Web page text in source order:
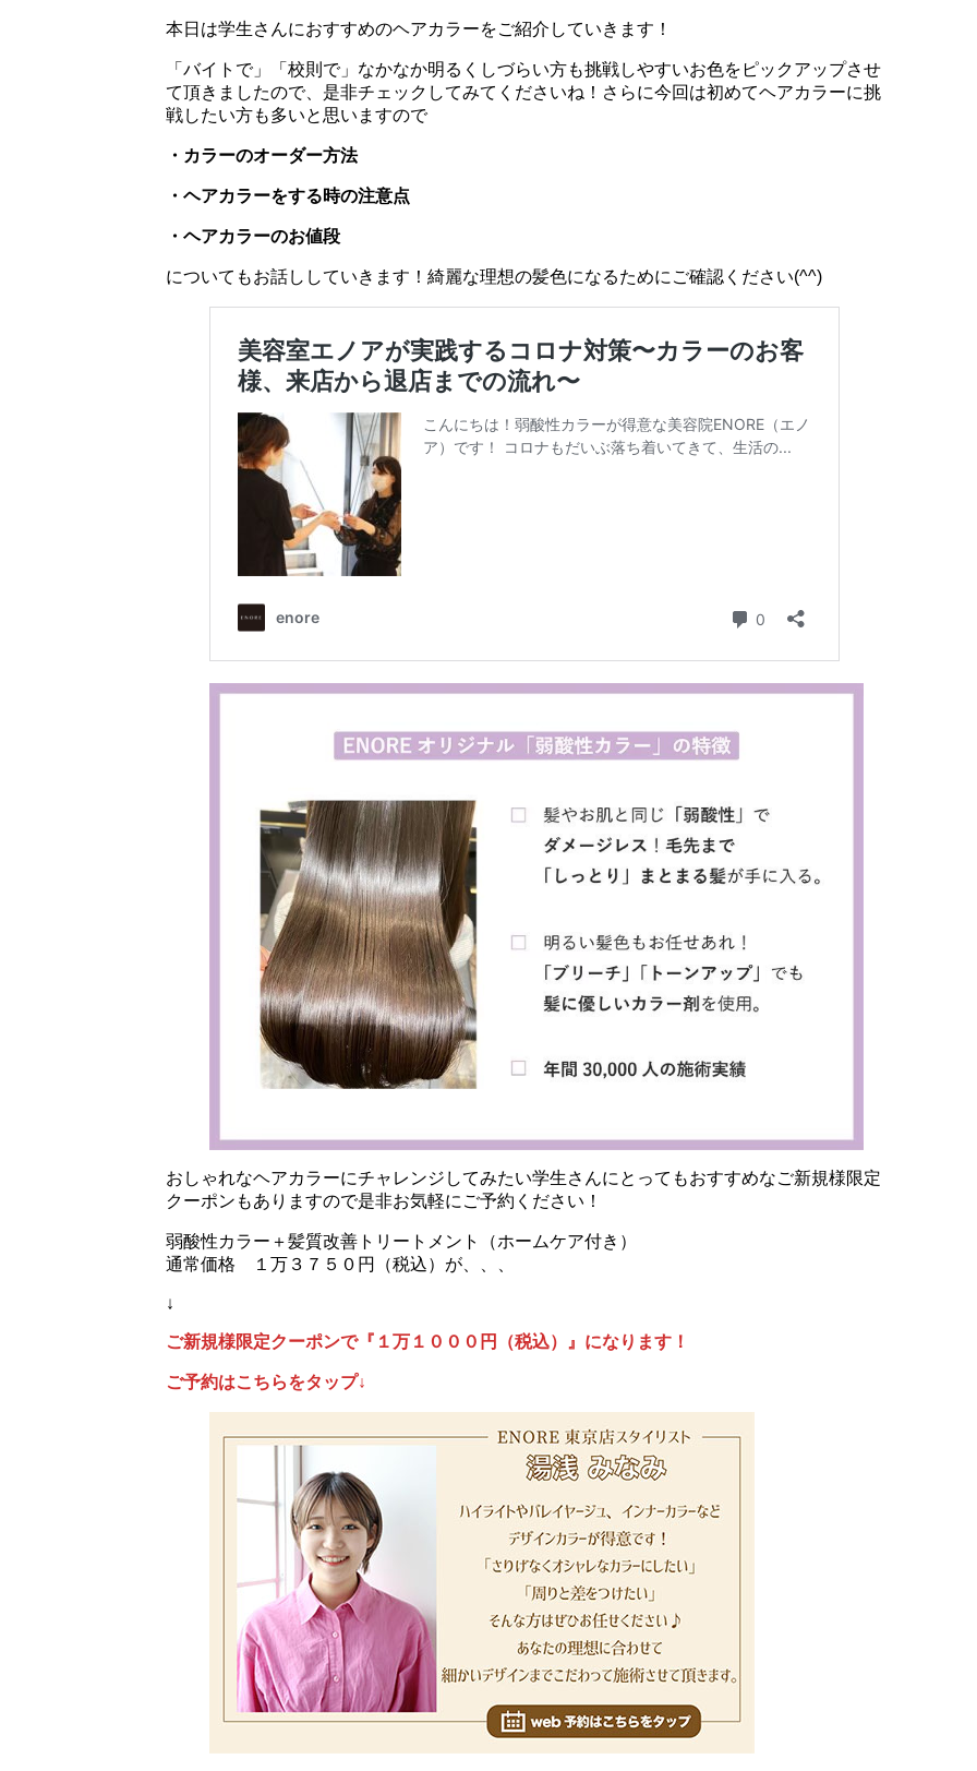
本日は学生さんにおすすめのヘアカラーをご紹介していきます！
「バイトで」「校則で」なかなか明るくしづらい方も挑戦しやすいお色をピックアップさせ
て頂きましたので、是非チェックしてみてくださいね！さらに今回は初めてヘアカラーに挑
戦したい方も多いと思いますので
・カラーのオーダー方法
・ヘアカラーをする時の注意点
・ヘアカラーのお値段
についてもお話ししていきます！綺麗な理想の髪色になるためにご確認ください(^^)
おしゃれなヘアカラーにチャレンジしてみたい学生さんにとってもおすすめなご新規様限定
クーポンもありますので是非お気軽にご予約ください！
弱酸性カラー＋髪質改善トリートメント（ホームケア付き）
通常価格 １万３７５０円（税込）が、、、
↓
ご新規様限定クーポンで『１万１０００円（税込）』になります！
ご予約はこちらをタップ↓